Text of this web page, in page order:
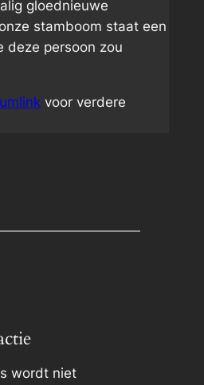
gloednieuwe
stamboom staat een
deze persoon zou
voor verdere
wordt niet